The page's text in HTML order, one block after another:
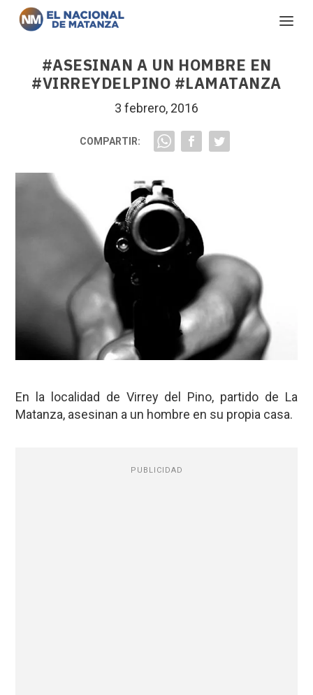
#ASESINAN A UN HOMBRE EN
#VIRREYDELPINO #LAMATANZA
3 febrero, 2016
COMPARTIR:
En la localidad de Virrey del Pino, partido de La
Matanza, asesinan a un hombre en su propia casa.
PUBLICIDAD